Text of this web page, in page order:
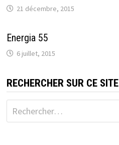
21 décembre, 2015
Energia 55
6 juillet, 2015
RECHERCHER SUR CE SITE
Rechercher :